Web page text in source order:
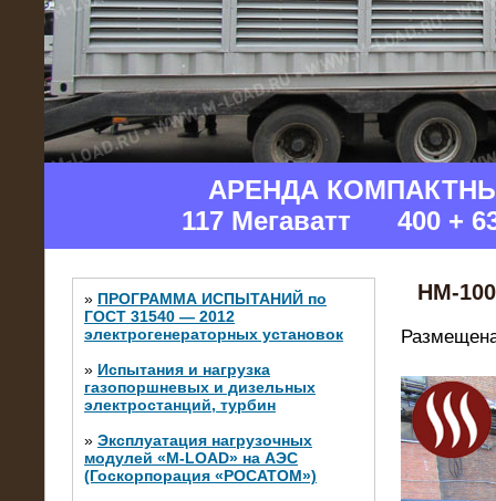
АРЕНДА
117 Мегаватт 400 +
» ПРОГРАММА ИСПЫТАНИЙ по
ГОСТ 31540 — 2012
электрогенераторных установок
» Испытания и нагрузка
газопоршневых и дизельных
электростанций, турбин
» Эксплуатация нагрузочных
модулей «M-LOAD» на АЭС
(Госкорпорация «РОСАТОМ»)
НМ-